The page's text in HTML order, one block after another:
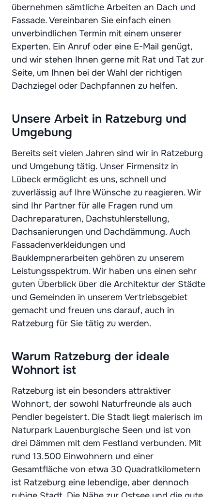
übernehmen sämtliche Arbeiten an Dach und
Fassade. Vereinbaren Sie einfach einen
unverbindlichen Termin mit einem unserer
Experten. Ein Anruf oder eine E-Mail genügt,
und wir stehen Ihnen gerne mit Rat und Tat zur
Seite, um Ihnen bei der Wahl der richtigen
Dachziegel oder Dachpfannen zu helfen.
Unsere Arbeit in Ratzeburg und
Umgebung
Bereits seit vielen Jahren sind wir in Ratzeburg
und Umgebung tätig. Unser Firmensitz in
Lübeck ermöglicht es uns, schnell und
zuverlässig auf Ihre Wünsche zu reagieren. Wir
sind Ihr Partner für alle Fragen rund um
Dachreparaturen, Dachstuhlerstellung,
Dachsanierungen und Dachdämmung. Auch
Fassadenverkleidungen und
Bauklempnerarbeiten gehören zu unserem
Leistungsspektrum. Wir haben uns einen sehr
guten Überblick über die Architektur der Städte
und Gemeinden in unserem Vertriebsgebiet
gemacht und freuen uns darauf, auch in
Ratzeburg für Sie tätig zu werden.
Warum Ratzeburg der ideale
Wohnort ist
Ratzeburg ist ein besonders attraktiver
Wohnort, der sowohl Naturfreunde als auch
Pendler begeistert. Die Stadt liegt malerisch im
Naturpark Lauenburgische Seen und ist von
drei Dämmen mit dem Festland verbunden. Mit
rund 13.500 Einwohnern und einer
Gesamtfläche von etwa 30 Quadratkilometern
ist Ratzeburg eine lebendige, aber dennoch